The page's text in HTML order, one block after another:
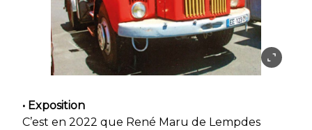
• Exposition
C’est en 2022 que René Maru de Lempdes